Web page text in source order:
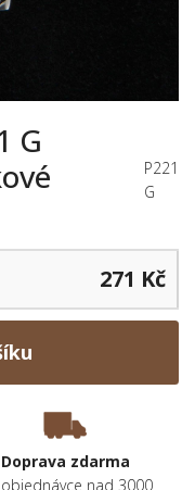
G
P221
G
271 Kč
Doprava zdarma
nad 3000